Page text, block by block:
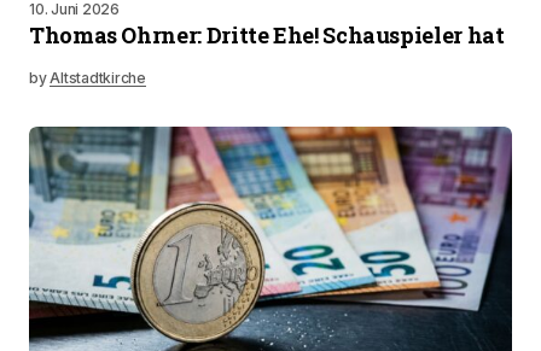
10. Juni 2026
Thomas Ohrner: Dritte Ehe! Schauspieler hat
byAltstadtkirche